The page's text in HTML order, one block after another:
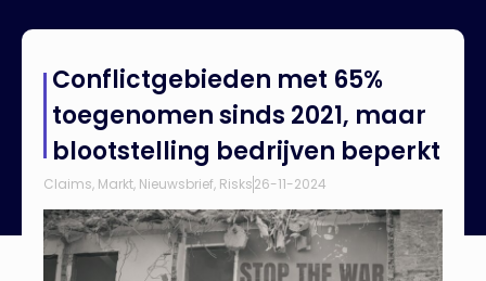
sinds 2021, maar blootstelling bedrijven beperkt
Conflictgebieden met 65%
toegenomen sinds 2021, maar
blootstelling bedrijven beperkt
Claims, Markt, Nieuwsbrief, Risks26-11-2024